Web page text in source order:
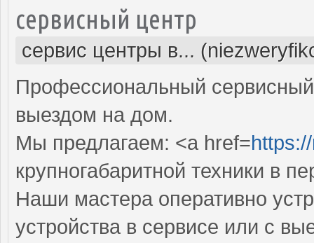
сервисный центр
сервис центры в...
Профессиональный
выездом на дом.
Мы предлагаем: <a href=
крупногабаритной техники в
Наши мастера оперативно
устройства в сервисе или с